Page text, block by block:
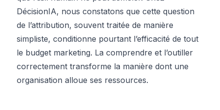
DécisionIA, nous constatons que cette question
de l’attribution, souvent traitée de manière
simpliste, conditionne pourtant l’efficacité de tout
le budget marketing. La comprendre et l’outiller
correctement transforme la manière dont une
organisation alloue ses ressources.